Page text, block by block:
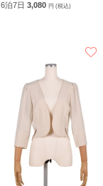
6泊7日3,080円 (税込)